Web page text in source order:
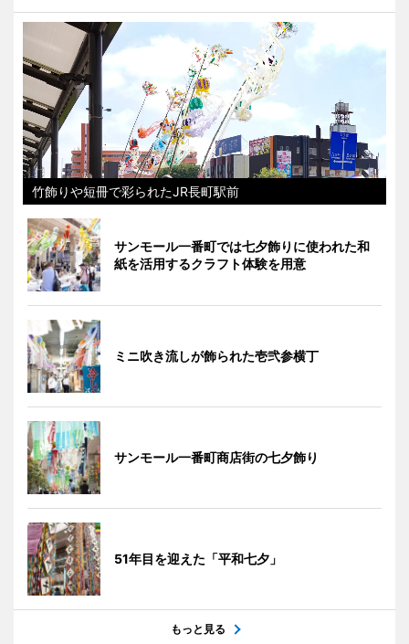
竹飾りや短冊で彩られたJR長町駅前
サンモール一番町では七夕飾りに使われた和
紙を活用するクラフト体験を用意
ミニ吹き流しが飾られた壱弐参横丁
サンモール一番町商店街の七夕飾り
51年目を迎えた「平和七夕」
もっと見る